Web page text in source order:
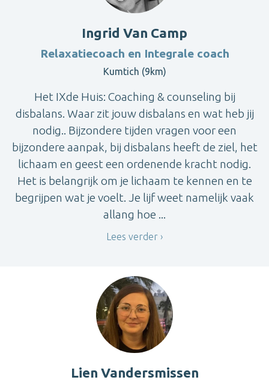
Ingrid Van Camp
Relaxatiecoach en Integrale coach
Kumtich (9km)
Het IXde Huis: Coaching & counseling bij
disbalans. Waar zit jouw disbalans en wat heb jij
nodig.. Bijzondere tijden vragen voor een
bijzondere aanpak, bij disbalans heeft de ziel, het
lichaam en geest een ordenende kracht nodig.
Het is belangrijk om je lichaam te kennen en te
begrijpen wat je voelt. Je lijf weet namelijk vaak
allang hoe ...
Lees verder
Lien Vandersmissen